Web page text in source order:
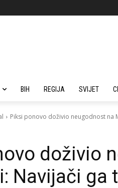
BIH REGIJA SVIJET
Piksi ponovo doživio neugodnost na
doživio
Navijači ga